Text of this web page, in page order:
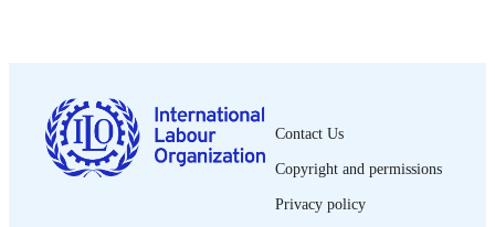
PUBLISHED
NUMBER OF
PAGES
26 p.
Contact Us
Copyright and permissions
Privacy policy